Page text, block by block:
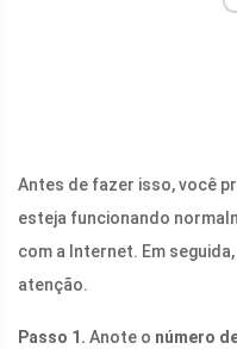
Antes de fazer isso, você
esteja funcionando
com a Internet. Em
atenção.
Passo 1. Anote o número